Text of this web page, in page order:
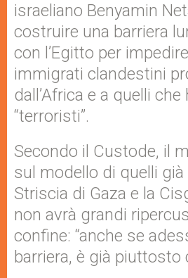
israeliano Benyamin
costruire una barriera
con l’Egitto per
immigrati clandestini
dall’Africa e a quelli
“terroristi”.
Secondo il Custode, il
sul modello di quelli
Striscia di Gaza e la
non avrà grandi
confine: “anche se
barriera, è già piuttosto